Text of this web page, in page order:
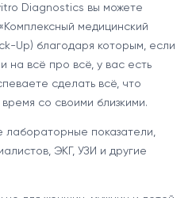
Diagnostics вы можете
медицинский
Up) благодаря которым, если
на всё про всё, у вас есть
сделать всё, что
со своими близкими.
показатели,
ЭКГ, УЗИ и другие